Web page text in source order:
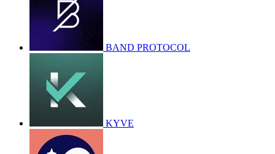
BAND PROTOCOL
KYVE